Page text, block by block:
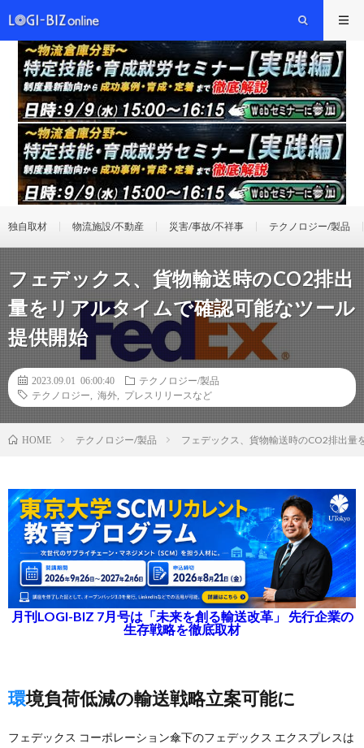
独自取材 物流施設/不動産 災害/事故/不祥事 テクノロジー/製品
フェデックス、貨物輸送時のCO2排出
量をリアルタイムで確認可能なツール
提供開始
2023.09.01 06:00:40
テクノロジー/製品
テクノロジー
海外 プレスリリースなど
HOME テクノロジー/製品 フェデックス、貨物輸送時のCO2排出量
月刊LOGI-BIZ 7月号は「未来を創る輸送改革」 先行企業の
生存戦略を徹底取材
環境負荷低減の輸送戦略立案可能に
フェデックス コーポレーション傘下のフェデックス エクスプレスは